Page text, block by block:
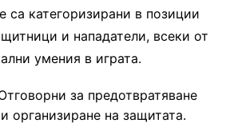
са категоризирани в позиции
и нападатели, всеки от
умения в играта.
за предотвратяване
организиране на защитата.